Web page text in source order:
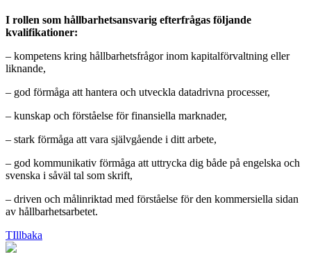
I rollen som hållbarhetsansvarig efterfrågas följande
kvalifikationer:
– kompetens kring hållbarhetsfrågor inom kapitalförvaltning eller
liknande,
– god förmåga att hantera och utveckla datadrivna processer,
– kunskap och förståelse för finansiella marknader,
– stark förmåga att vara självgående i ditt arbete,
– god kommunikativ förmåga att uttrycka dig både på engelska och
svenska i såväl tal som skrift,
– driven och målinriktad med förståelse för den kommersiella sidan
av hållbarhetsarbetet.
TIllbaka